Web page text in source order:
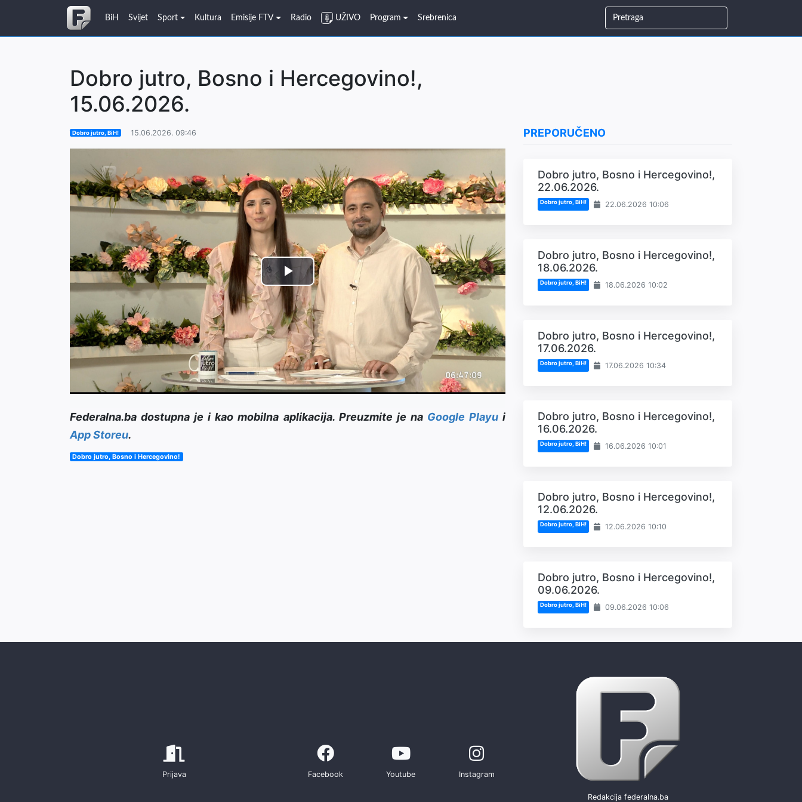
BiH Svijet Sport Kultura Emisije FTV Radio UŽIVO Program Srebrenica
Dobro jutro, Bosno i Hercegovino!,
15.06.2026.
Dobro jutro, BiH! 15.06.2026. 09:46
Play
Video
Federalna.ba dostupna je i kao mobilna aplikacija. Preuzmite je na Google Playui
App Storeu.
Dobro jutro, Bosno i Hercegovino!
PREPORUČENO
Dobro jutro, Bosno i Hercegovino!,
22.06.2026.
Dobro jutro, BiH! 22.06.2026 10:06
Dobro jutro, Bosno i Hercegovino!,
18.06.2026.
Dobro jutro, BiH! 18.06.2026 10:02
Dobro jutro, Bosno i Hercegovino!,
17.06.2026.
Dobro jutro, BiH! 17.06.2026 10:34
Dobro jutro, Bosno i Hercegovino!,
16.06.2026.
Dobro jutro, BiH! 16.06.2026 10:01
Dobro jutro, Bosno i Hercegovino!,
12.06.2026.
Dobro jutro, BiH! 12.06.2026 10:10
Dobro jutro, Bosno i Hercegovino!,
09.06.2026.
Dobro jutro, BiH! 09.06.2026 10:06
Prijava Facebook Youtube Instagram
Redakcija federalna.ba